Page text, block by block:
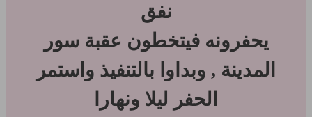
نفق
يحفرونه فيتخطون عقبة سور
المدينة , وبداوا بالتنفيذ واستمر
الحفر ليلا ونهارا